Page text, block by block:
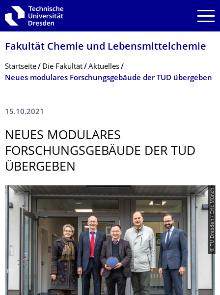
Zur Hauptnavigation springen
Zur Suche springen
Zum Inhalt springen
Fakultät Chemie und Lebensmittelchemie
Breadcrumb-Menü
Startseite Die Fakultät
Aktuelles
Neues modulares Forschungsgebäude der TUD übergeben
15.10.2021
NEUES MODULARES
FORSCHUNGSGE­BÄUDE DER TUD
ÜBERGEBEN
© TU Dresden / Eric Münch